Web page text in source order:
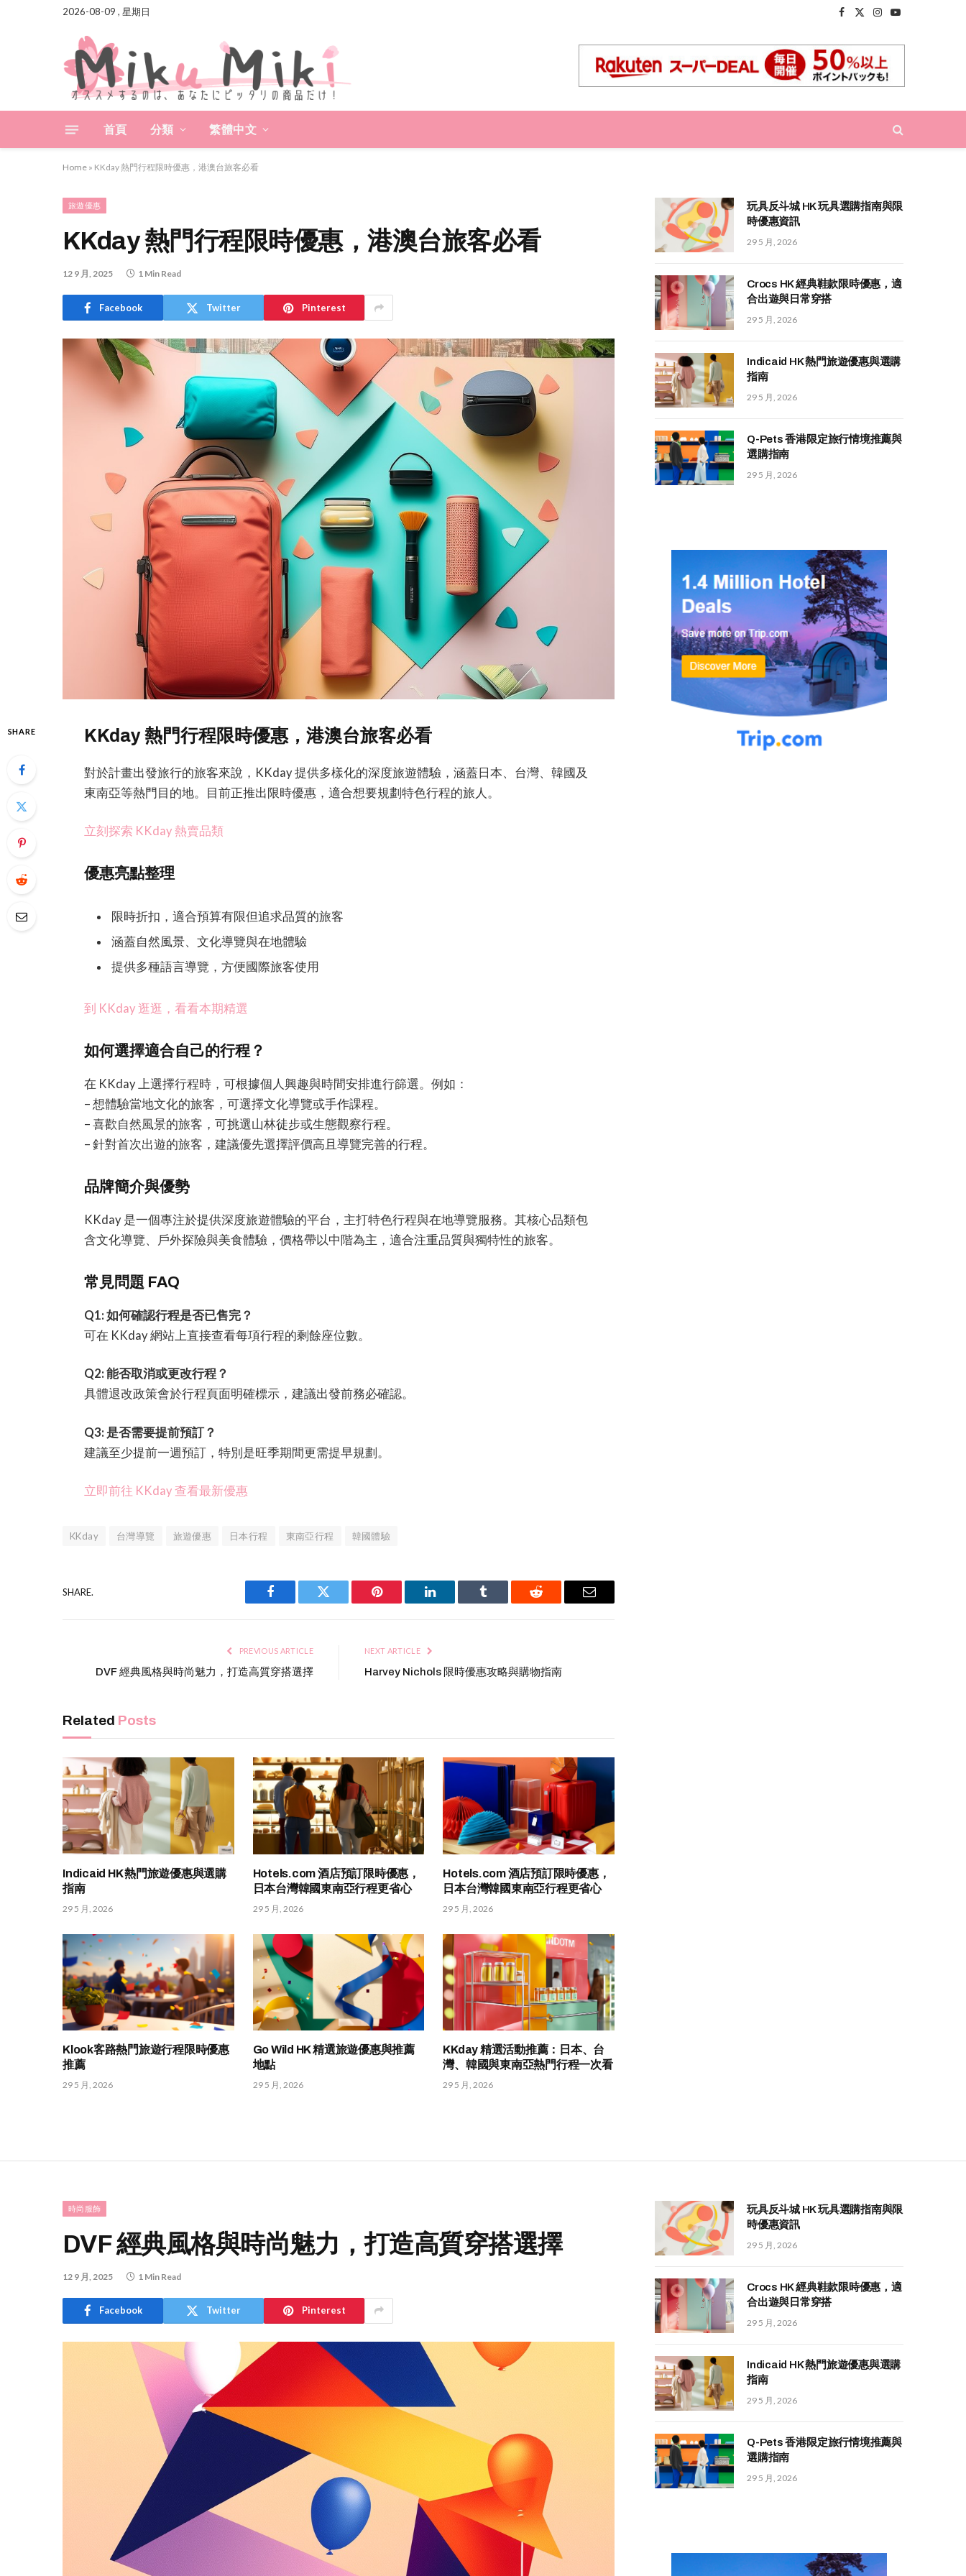
2026-08-09 , 星期日
Facebook
X
Instagram
YouTube
首頁 分類 繁體中文
Home » KKday 熱門行程限時優惠，港澳台旅客必看
旅遊優惠
KKday 熱門行程限時優惠，港澳台旅客必看
12 9 月, 2025 1 Min Read
Facebook Twitter Pinterest
SHARE KKday 熱門行程限時優惠，港澳台旅客必看
對於計畫出發旅行的旅客來說，KKday 提供多樣化的深度旅遊體驗，涵蓋日本、台灣、韓國及
東南亞等熱門目的地。目前正推出限時優惠，適合想要規劃特色行程的旅人。
立刻探索 KKday 熱賣品類
優惠亮點整理
限時折扣，適合預算有限但追求品質的旅客
涵蓋自然風景、文化導覽與在地體驗
提供多種語言導覽，方便國際旅客使用
到 KKday 逛逛，看看本期精選
如何選擇適合自己的行程？
在 KKday 上選擇行程時，可根據個人興趣與時間安排進行篩選。例如：
– 想體驗當地文化的旅客，可選擇文化導覽或手作課程。
– 喜歡自然風景的旅客，可挑選山林徒步或生態觀察行程。
– 針對首次出遊的旅客，建議優先選擇評價高且導覽完善的行程。
品牌簡介與優勢
KKday 是一個專注於提供深度旅遊體驗的平台，主打特色行程與在地導覽服務。其核心品類包
含文化導覽、戶外探險與美食體驗，價格帶以中階為主，適合注重品質與獨特性的旅客。
常見問題 FAQ
Q1: 如何確認行程是否已售完？
可在 KKday 網站上直接查看每項行程的剩餘座位數。
Q2: 能否取消或更改行程？
具體退改政策會於行程頁面明確標示，建議出發前務必確認。
Q3: 是否需要提前預訂？
建議至少提前一週預訂，特別是旺季期間更需提早規劃。
立即前往 KKday 查看最新優惠
KKday 台灣導覽 旅遊優惠 日本行程 東南亞行程 韓國體驗
SHARE.
Facebook Twitter Pinterest LinkedIn Tumblr Reddit Email
PREVIOUS ARTICLE
DVF 經典風格與時尚魅力，打造高質穿搭選擇
NEXT ARTICLE
Harvey Nichols 限時優惠攻略與購物指南
Related Posts
Indicaid HK 熱門旅遊優惠與選購
指南
29 5 月, 2026
Hotels.com 酒店預訂限時優惠，
日本台灣韓國東南亞行程更省心
29 5 月, 2026
Hotels.com 酒店預訂限時優惠，
日本台灣韓國東南亞行程更省心
29 5 月, 2026
Klook客路熱門旅遊行程限時優惠
推薦
29 5 月, 2026
Go Wild HK 精選旅遊優惠與推薦
地點
29 5 月, 2026
KKday 精選活動推薦：日本、台
灣、韓國與東南亞熱門行程一次看
29 5 月, 2026
玩具反斗城 HK 玩具選購指南與限
時優惠資訊
29 5 月, 2026
Crocs HK 經典鞋款限時優惠，適
合出遊與日常穿搭
29 5 月, 2026
Indicaid HK 熱門旅遊優惠與選購
指南
29 5 月, 2026
Q-Pets 香港限定旅行情境推薦與
選購指南
29 5 月, 2026
時尚服飾
DVF 經典風格與時尚魅力，打造高質穿搭選擇
12 9 月, 2025 1 Min Read
Facebook Twitter Pinterest
玩具反斗城 HK 玩具選購指南與限
時優惠資訊
29 5 月, 2026
Crocs HK 經典鞋款限時優惠，適
合出遊與日常穿搭
29 5 月, 2026
Indicaid HK 熱門旅遊優惠與選購
指南
29 5 月, 2026
Q-Pets 香港限定旅行情境推薦與
選購指南
29 5 月, 2026